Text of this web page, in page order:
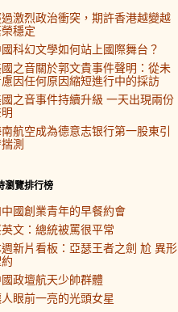
激烈政治衝突，期許香港越變越
穩定
科幻文學如何站上國際舞台？
之音關於郭文貴事件聲明：從未
因任何原因縮短進行中的採訪
之音事件持續升級 一天出現兩份
航空成為德意志银行第一股東引
測
瀏覽排行榜
國創業青年的早餐約會
文：總統被罵很平常
新片看板：亞瑟王者之劍 尬 異形
政壇航天少帥群體
眼前一亮的光頭女星